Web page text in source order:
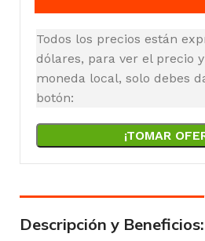
Todos los precios están
dólares, para ver el precio
moneda local, solo debes
botón:
¡TOMAR
Descripción y Beneficios: